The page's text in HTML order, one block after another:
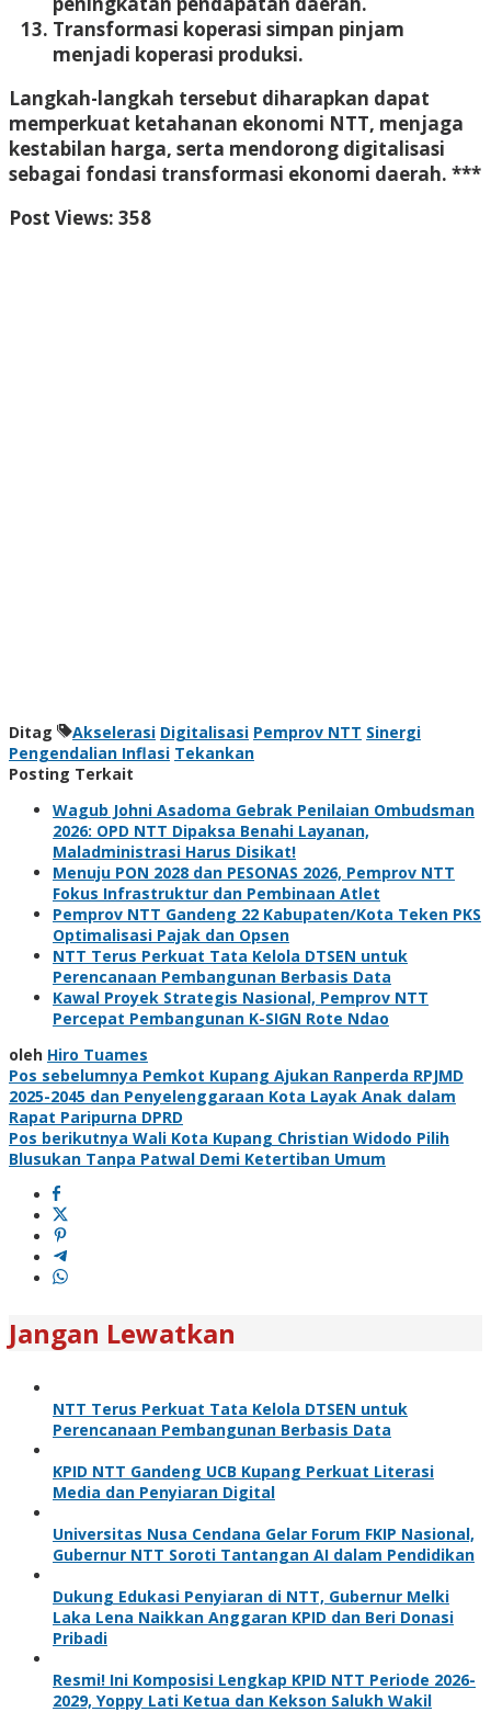
Transformasi koperasi simpan pinjam
menjadi koperasi produksi.
Langkah-langkah tersebut diharapkan dapat
memperkuat ketahanan ekonomi NTT, menjaga
kestabilan harga, serta mendorong digitalisasi
sebagai fondasi transformasi ekonomi daerah. ***
Post Views: 358
Ditag Akselerasi Digitalisasi Pemprov NTT Sinergi
Pengendalian Inflasi Tekankan
Posting Terkait
Wagub Johni Asadoma Gebrak Penilaian Ombudsman
2026: OPD NTT Dipaksa Benahi Layanan,
Maladministrasi Harus Disikat!
Menuju PON 2028 dan PESONAS 2026, Pemprov NTT
Fokus Infrastruktur dan Pembinaan Atlet
Pemprov NTT Gandeng 22 Kabupaten/Kota Teken PKS
Optimalisasi Pajak dan Opsen
NTT Terus Perkuat Tata Kelola DTSEN untuk
Perencanaan Pembangunan Berbasis Data
Kawal Proyek Strategis Nasional, Pemprov NTT
Percepat Pembangunan K-SIGN Rote Ndao
oleh Hiro Tuames
Navigasi
pos
Pos sebelumnya Pemkot Kupang Ajukan Ranperda RPJMD
2025-2045 dan Penyelenggaraan Kota Layak Anak dalam
Rapat Paripurna DPRD
Pos berikutnya Wali Kota Kupang Christian Widodo Pilih
Blusukan Tanpa Patwal Demi Ketertiban Umum
Jangan Lewatkan
NTT Terus Perkuat Tata Kelola DTSEN untuk
Perencanaan Pembangunan Berbasis Data
KPID NTT Gandeng UCB Kupang Perkuat Literasi
Media dan Penyiaran Digital
Universitas Nusa Cendana Gelar Forum FKIP Nasional,
Gubernur NTT Soroti Tantangan AI dalam Pendidikan
Dukung Edukasi Penyiaran di NTT, Gubernur Melki
Laka Lena Naikkan Anggaran KPID dan Beri Donasi
Pribadi
Resmi! Ini Komposisi Lengkap KPID NTT Periode 2026-
2029, Yoppy Lati Ketua dan Kekson Salukh Wakil